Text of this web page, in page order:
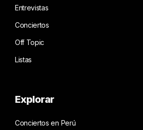
Entrevistas
Conciertos
Off Topic
Listas
Explorar
Conciertos en Perú